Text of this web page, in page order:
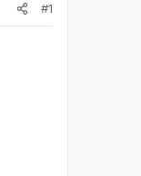
#1